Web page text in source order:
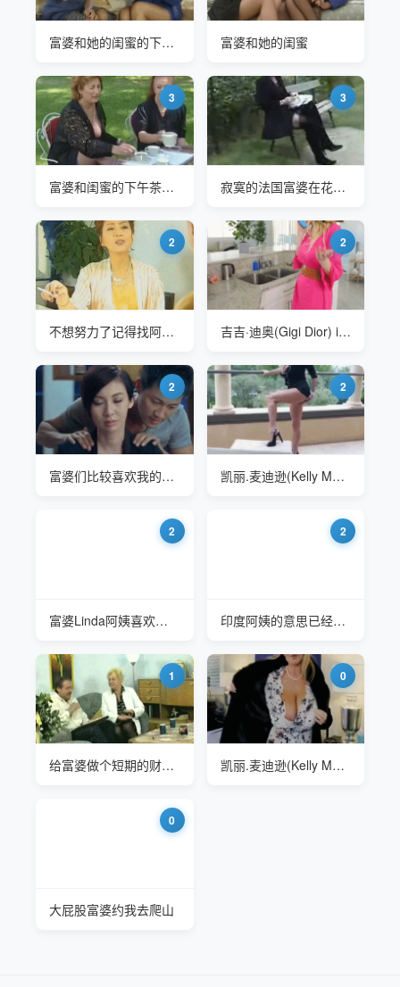
富婆和她的闺蜜的下午茶 富婆和她的闺蜜
3
富婆和闺蜜的下午茶开始了
3
寂寞的法国富婆在花园里看书
2
不想努力了记得找阿姨哦
2
吉吉·迪奥(Gigi Dior) is a rich cougar
2
富婆们比较喜欢我的按摩手法
2
凯丽.麦迪逊(Kelly Madison) 大长腿豪乳富婆
2
富婆Linda阿姨喜欢锻炼
2
印度阿姨的意思已经很清楚了
1
给富婆做个短期的财务规划
0
凯丽.麦迪逊(Kelly Madison) 富婆
0
大屁股富婆约我去爬山